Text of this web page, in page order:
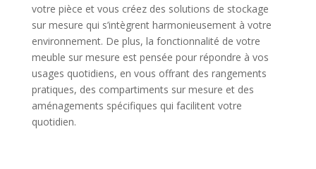
votre pièce et vous créez des solutions de stockage
sur mesure qui s’intègrent harmonieusement à votre
environnement. De plus, la fonctionnalité de votre
meuble sur mesure est pensée pour répondre à vos
usages quotidiens, en vous offrant des rangements
pratiques, des compartiments sur mesure et des
aménagements spécifiques qui facilitent votre
quotidien.